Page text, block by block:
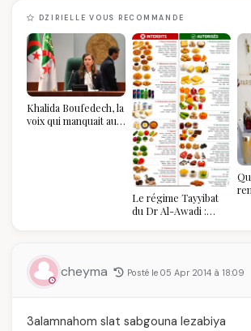
DZIRIELLE VOUS RECOMMANDE
Khalida Boufedech, la
voix qui manquait au
Le régime Tayyibat
du Dr Al-Awadi :
vraiment savoir
cheyma Posté le 05 Apr 2014 à 18:09
3alamnahom slat sabgouna lezabiya